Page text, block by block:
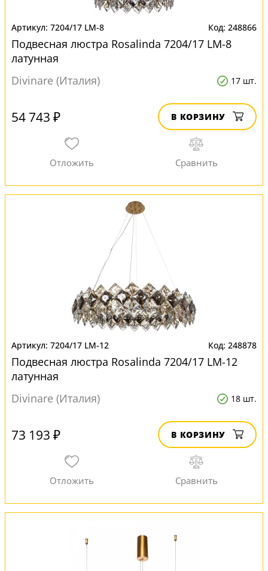
7204/17 LM-8 248866
Подвесная люстра Rosalinda 7204/17 LM-8
латунная
Divinare (Италия)
17 шт.
54 743 ₽ В КОРЗИНУ
7204/17 LM-12 248878
Подвесная люстра Rosalinda 7204/17 LM-12
латунная
Divinare (Италия)
18 шт.
73 193 ₽ В КОРЗИНУ